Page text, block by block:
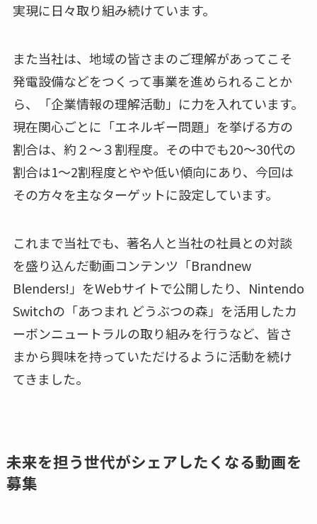
実現に日々取り組み続けています。
また当社は、地域の皆さまのご理解があってこそ
発電設備などをつくって事業を進められることか
ら、「企業情報の理解活動」に力を入れています。
現在関心ごとに「エネルギー問題」を挙げる方の
割合は、約２〜３割程度。その中でも20～30代の
割合は1〜2割程度とやや低い傾向にあり、今回は
その方々を主なターゲットに設定しています。
これまで当社でも、著名人と当社の社員との対談
を盛り込んだ動画コンテンツ「Brandnew
Blenders!」をWebサイトで公開したり、Nintendo
Switchの「あつまれ どうぶつの森」を活用したカ
ーボンニュートラルの取り組みを行うなど、皆さ
まから興味を持っていただけるように活動を続け
てきました。
未来を担う世代がシェアしたくなる動画を
募集